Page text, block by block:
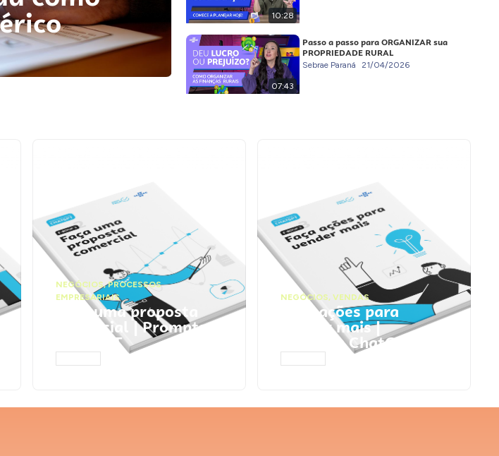
10:28
07:43
Passo a passo para ORGANIZAR sua
PROPRIEDADE RURAL
Sebrae Paraná 21/04/2026
NEGÓCIOS,PROCESSOS
EMPRESARIAIS
Faça uma proposta
comercial | Prompts
ChatGPT
NEGÓCIOS, VENDAS
Faça ações para
vender mais |
Prompts ChatGPT